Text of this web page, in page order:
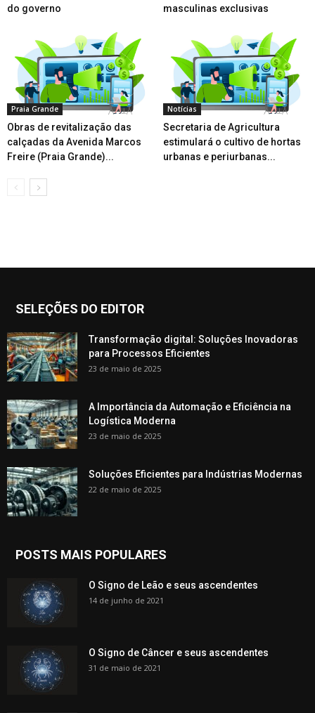
do governo
masculinas exclusivas
Praia Grande
Obras de revitalização das
calçadas da Avenida Marcos
Freire (Praia Grande)...
Notícias
Secretaria de Agricultura
estimulará o cultivo de hortas
urbanas e periurbanas...
SELEÇÕES DO EDITOR
Transformação digital: Soluções Inovadoras
para Processos Eficientes
23 de maio de 2025
A Importância da Automação e Eficiência na
Logística Moderna
23 de maio de 2025
Soluções Eficientes para Indústrias Modernas
22 de maio de 2025
POSTS MAIS POPULARES
O Signo de Leão e seus ascendentes
14 de junho de 2021
O Signo de Câncer e seus ascendentes
31 de maio de 2021